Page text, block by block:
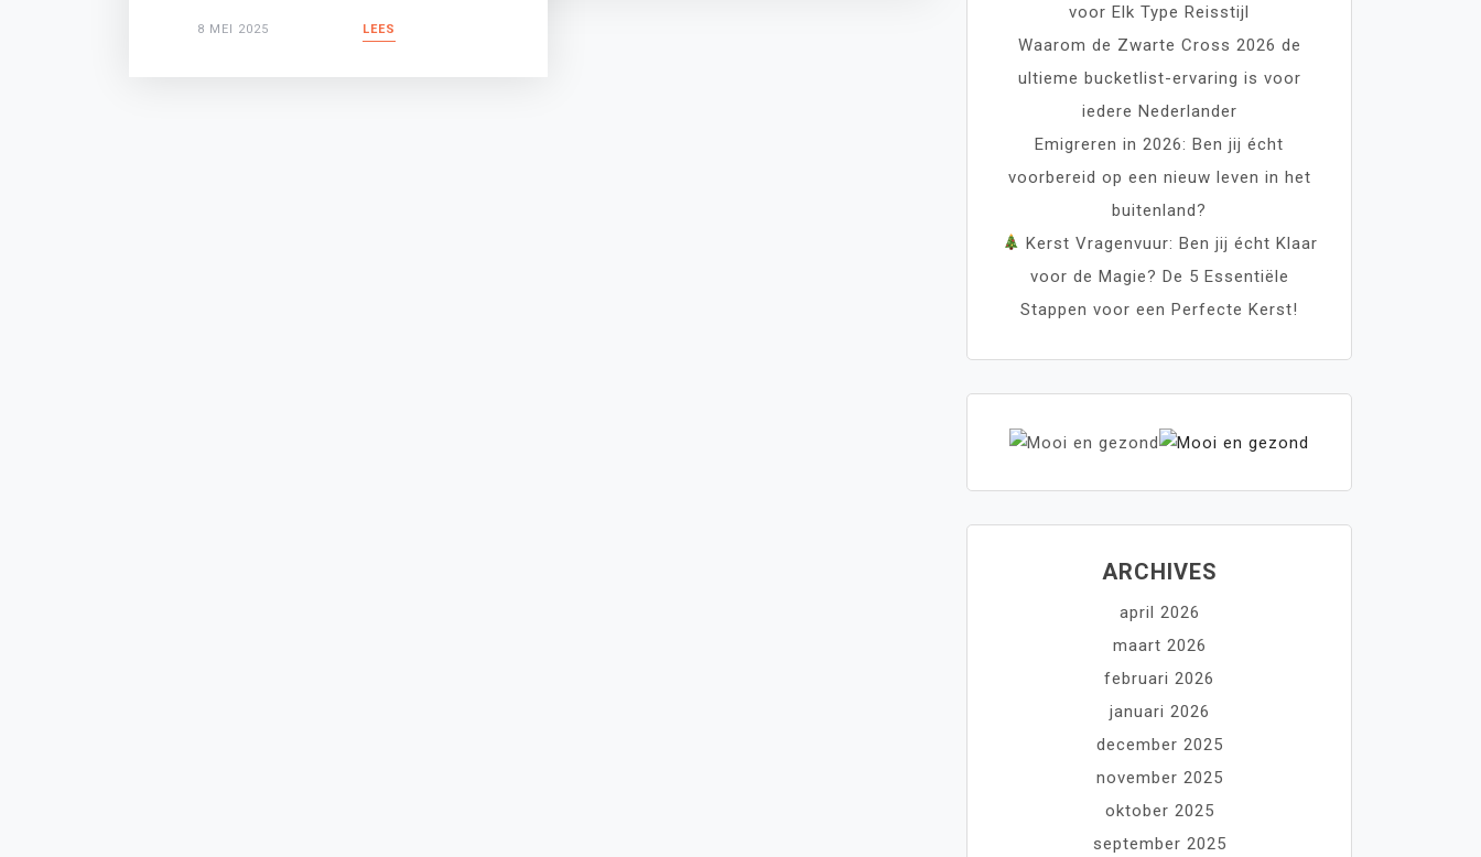
8 MEI 2025 LEES
voor Elk Type Reisstijl
Waarom de Zwarte Cross 2026 de
ultieme bucketlist-ervaring is voor
iedere Nederlander
Emigreren in 2026: Ben jij écht
voorbereid op een nieuw leven in het
buitenland?
Kerst Vragenvuur: Ben jij écht Klaar
voor de Magie? De 5 Essentiële
Stappen voor een Perfecte Kerst!
ARCHIVES
april 2026
maart 2026
februari 2026
januari 2026
december 2025
november 2025
oktober 2025
september 2025